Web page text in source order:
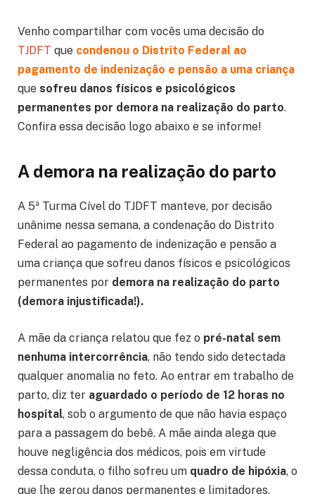
Venho compartilhar com vocês uma decisão do
TJDFT que condenou o Distrito Federal ao
pagamento de indenização e pensão a uma criança
que sofreu danos físicos e psicológicos
permanentes por demora na realização do parto.
Confira essa decisão logo abaixo e se informe!
A demora na realização do parto
A 5ª Turma Cível do TJDFT manteve, por decisão
unânime nessa semana, a condenação do Distrito
Federal ao pagamento de indenização e pensão a
uma criança que sofreu danos físicos e psicológicos
permanentes por demora na realização do parto
(demora injustificada!).
A mãe da criança relatou que fez o pré-natal sem
nenhuma intercorrência, não tendo sido detectada
qualquer anomalia no feto. Ao entrar em trabalho de
parto, diz ter aguardado o período de 12 horas no
hospital, sob o argumento de que não havia espaço
para a passagem do bebê. A mãe ainda alega que
houve negligência dos médicos, pois em virtude
dessa conduta, o filho sofreu um quadro de hipóxia, o
que lhe gerou danos permanentes e limitadores.